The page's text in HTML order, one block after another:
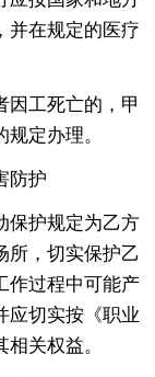
并在规定的医疗
因工死亡的，甲
定办理。
防护
保护规定为乙方
所，切实保护乙
作过程中可能产
应切实按《职业
关权益。